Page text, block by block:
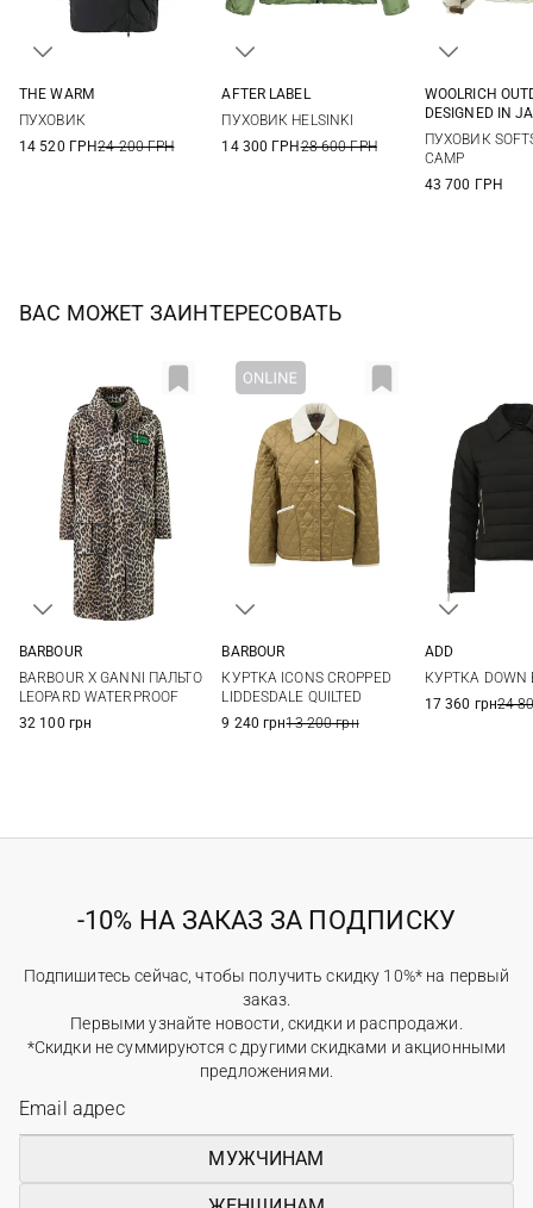
THE WARM
ПУХОВИК
14 520 ГРН24 200 ГРН
AFTER LABEL
ПУХОВИК HELSINKI
14 300 ГРН28 600 ГРН
XS S
WOOLRICH
DESIGNED IN
ПУХОВИК
CAMP
43 700 ГРН
ВАС МОЖЕТ ЗАИНТЕРЕСОВАТЬ
BARBOUR
BARBOUR X GANNI ПАЛЬТО
LEOPARD WATERPROOF
32 100 грн
BARBOUR
КУРТКА ICONS CROPPED
LIDDESDALE QUILTED
9 240 грн13 200 грн
ADD
КУРТКА DOWN
17 360 грн24
-10% НА ЗАКАЗ ЗА ПОДПИСКУ
Подпишитесь сейчас, чтобы получить скидку 10%* на первый
заказ.
Первыми узнайте новости, скидки и распродажи.
*Скидки не суммируются с другими скидками и акционными
предложениями.
МУЖЧИНАМ